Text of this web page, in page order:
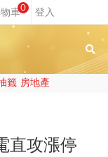
0
籤 房地產
直攻漲停